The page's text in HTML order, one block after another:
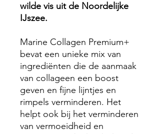
wilde vis uit de Noordelijke
IJszee.
Marine Collagen Premium+
bevat een unieke mix van
ingrediënten die de aanmaak
van collageen een boost
geven en fijne lijntjes en
rimpels verminderen. Het
helpt ook bij het verminderen
van vermoeidheid en